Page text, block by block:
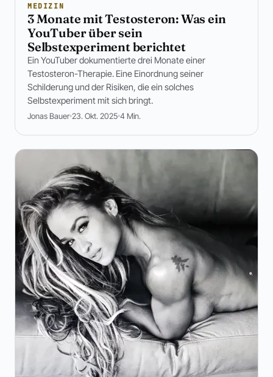
MEDIZIN
3 Monate mit Testosteron: Was ein
YouTuber über sein
Selbstexperiment berichtet
Ein YouTuber dokumentierte drei Monate einer
Testosteron-Therapie. Eine Einordnung seiner
Schilderung und der Risiken, die ein solches
Selbstexperiment mit sich bringt.
Jonas Bauer 23. Okt. 2025 4 Min.